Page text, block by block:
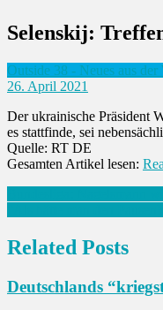
Selenskij:
Outside 38 - Neues aus der
26. April 2021
Der ukrainische Präsident
es stattfinde, sei
Quelle: RT DE
Gesamten Artikel lesen:
Beitrags-
Navigation
Related Posts
Deutschlands